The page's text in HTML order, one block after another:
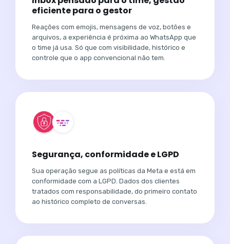
eficiente para o gestor
Reações com emojis, mensagens de voz, botões e
arquivos, a experiência é próxima ao WhatsApp que
o time já usa. Só que com visibilidade, histórico e
controle que o app convencional não tem.
Segurança, conformidade e LGPD
Sua operação segue as políticas da Meta e está em
conformidade com a LGPD. Dados dos clientes
tratados com responsabilidade, do primeiro contato
ao histórico completo de conversas.